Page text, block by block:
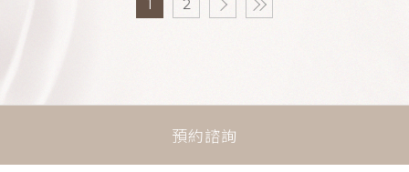
1 2
預約諮詢